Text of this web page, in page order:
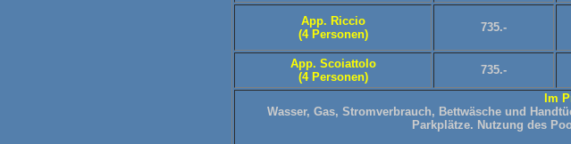
App. Riccio
(4 Personen)
735.-
App. Scoiattolo
(4 Personen)
735.-
Im
Wasser, Gas, Stromverbrauch, Bettwäsche und
Parkplätze. Nutzung des